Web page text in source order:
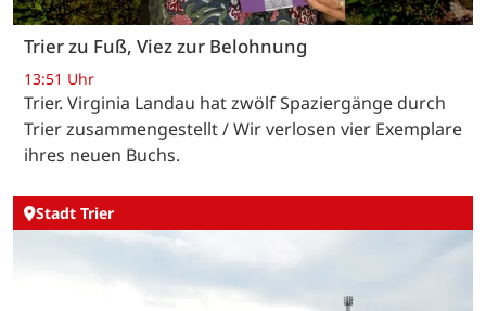
Trier zu Fuß, Viez zur Belohnung
13:51 Uhr
Trier. Virginia Landau hat zwölf Spaziergänge durch
Trier zusammengestellt / Wir verlosen vier Exemplare
ihres neuen Buchs.
Stadt Trier